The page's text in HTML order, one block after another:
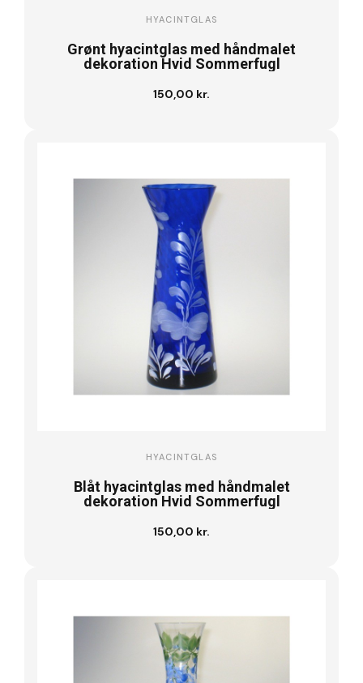
HYACINTGLAS
Grønt hyacintglas med håndmalet
dekoration Hvid Sommerfugl
150,00 kr.
Læg i kurv
HYACINTGLAS
Blåt hyacintglas med håndmalet
dekoration Hvid Sommerfugl
150,00 kr.
Læg i kurv